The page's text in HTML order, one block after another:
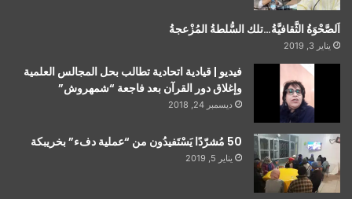
اَلصَّحْوَةُ الثَّقافيَّةُ…تلك السُّلطةُ المُزْعجةُ
يناير 3, 2019
فيديو | قيادية اتحادية تطالب بحل المجالس العلمية
وإغلاق دور القرآن بعد فاجعة “شمهروش”
ديسمبر 24, 2018
50 مُشرّدًا يَسْتَفيدُون من “عملية دفء” بخريبكة
يناير 5, 2019